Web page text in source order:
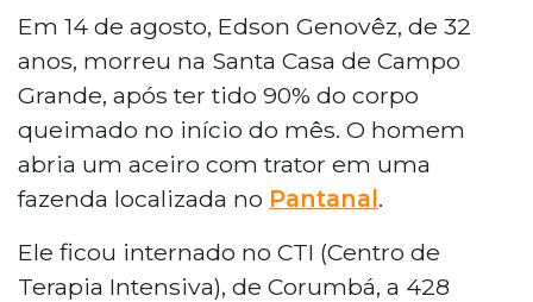
Em 14 de agosto, Edson Genovêz, de 32
anos, morreu na Santa Casa de Campo
Grande, após ter tido 90% do corpo
queimado no início do mês. O homem
abria um aceiro com trator em uma
fazenda localizada no Pantanal.
Ele ficou internado no CTI (Centro de
Terapia Intensiva), de Corumbá, a 428